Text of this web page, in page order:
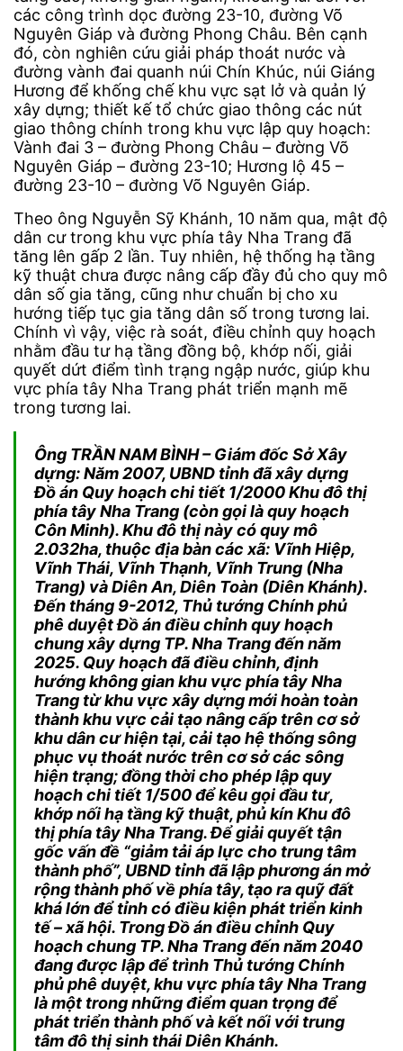
các công trình dọc đường 23-10, đường Võ
Nguyên Giáp và đường Phong Châu. Bên cạnh
đó, còn nghiên cứu giải pháp thoát nước và
đường vành đai quanh núi Chín Khúc, núi Giáng
Hương để khống chế khu vực sạt lở và quản lý
xây dựng; thiết kế tổ chức giao thông các nút
giao thông chính trong khu vực lập quy hoạch:
Vành đai 3 – đường Phong Châu – đường Võ
Nguyên Giáp – đường 23-10; Hương lộ 45 –
đường 23-10 – đường Võ Nguyên Giáp.
Theo ông Nguyễn Sỹ Khánh, 10 năm qua, mật độ
dân cư trong khu vực phía tây Nha Trang đã
tăng lên gấp 2 lần. Tuy nhiên, hệ thống hạ tầng
kỹ thuật chưa được nâng cấp đầy đủ cho quy mô
dân số gia tăng, cũng như chuẩn bị cho xu
hướng tiếp tục gia tăng dân số trong tương lai.
Chính vì vậy, việc rà soát, điều chỉnh quy hoạch
nhằm đầu tư hạ tầng đồng bộ, khớp nối, giải
quyết dứt điểm tình trạng ngập nước, giúp khu
vực phía tây Nha Trang phát triển mạnh mẽ
trong tương lai.
Ông TRẦN NAM BÌNH – Giám đốc Sở Xây
dựng: Năm 2007, UBND tỉnh đã xây dựng
Đồ án Quy hoạch chi tiết 1/2000 Khu đô thị
phía tây Nha Trang (còn gọi là quy hoạch
Côn Minh). Khu đô thị này có quy mô
2.032ha, thuộc địa bàn các xã: Vĩnh Hiệp,
Vĩnh Thái, Vĩnh Thạnh, Vĩnh Trung (Nha
Trang) và Diên An, Diên Toàn (Diên Khánh).
Đến tháng 9-2012, Thủ tướng Chính phủ
phê duyệt Đồ án điều chỉnh quy hoạch
chung xây dựng TP. Nha Trang đến năm
2025. Quy hoạch đã điều chỉnh, định
hướng không gian khu vực phía tây Nha
Trang từ khu vực xây dựng mới hoàn toàn
thành khu vực cải tạo nâng cấp trên cơ sở
khu dân cư hiện tại, cải tạo hệ thống sông
phục vụ thoát nước trên cơ sở các sông
hiện trạng; đồng thời cho phép lập quy
hoạch chi tiết 1/500 để kêu gọi đầu tư,
khớp nối hạ tầng kỹ thuật, phủ kín Khu đô
thị phía tây Nha Trang. Để giải quyết tận
gốc vấn đề “giảm tải áp lực cho trung tâm
thành phố”, UBND tỉnh đã lập phương án mở
rộng thành phố về phía tây, tạo ra quỹ đất
khá lớn để tỉnh có điều kiện phát triển kinh
tế – xã hội. Trong Đồ án điều chỉnh Quy
hoạch chung TP. Nha Trang đến năm 2040
đang được lập để trình Thủ tướng Chính
phủ phê duyệt, khu vực phía tây Nha Trang
là một trong những điểm quan trọng để
phát triển thành phố và kết nối với trung
tâm đô thị sinh thái Diên Khánh.